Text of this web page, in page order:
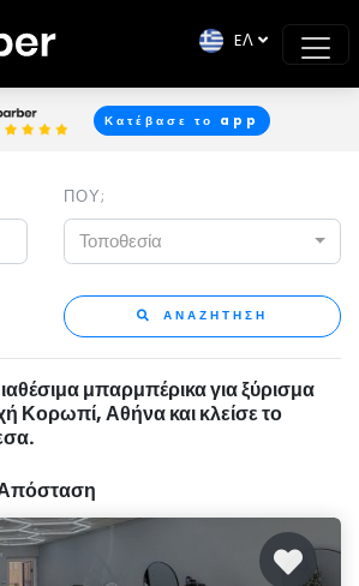
Κατέβασε το app
EΛ
ΠΟΥ;
Τοποθεσία
ΑΝΑΖΗΤΗΣΗ
μπαρμπέρικα για ξύρισμα
Κορωπί, Αθήνα και κλείσε το